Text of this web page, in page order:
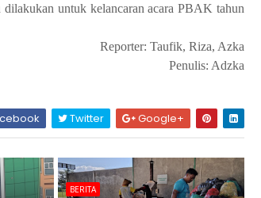
untuk kelancaran acara PBAK tahun
Reporter: Taufik, Riza, Azka
Penulis: Adzka
Twitter Google+
BERITA